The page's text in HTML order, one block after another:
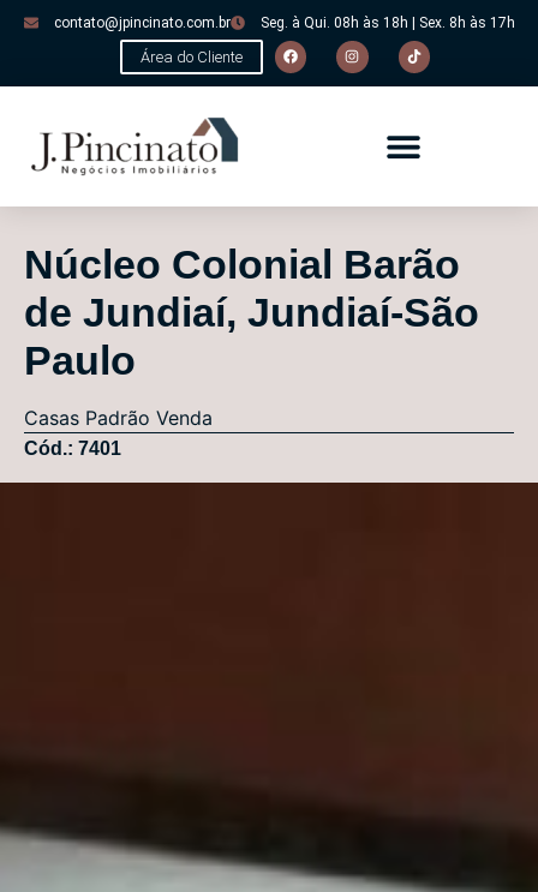
contato@jpincinato.com.br Seg. à Qui. 08h às 18h | Sex. 8h às 17h
Área do Cliente
Núcleo Colonial Barão
de Jundiaí, Jundiaí-São
Paulo
Casas Padrão Venda
Cód.: 7401